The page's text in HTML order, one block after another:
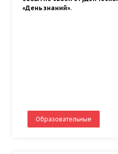
«День знаний».
Образовательные